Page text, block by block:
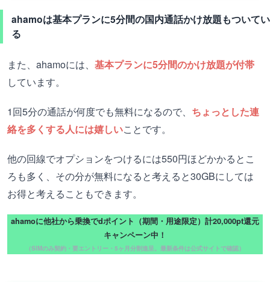
ahamoは基本プランに5分間の国内通話かけ放題もついてい
る
また、ahamoには、 基本プランに5分間のかけ放題が付帯
しています。
1回5分の通話が何度でも無料になるので、 ちょっとした連
絡を多くする人には嬉しいことです。
他の回線でオプションをつけるには550円ほどかかるとこ
ろも多く、その分が無料になると考えると30GBにしては
お得と考えることもできます。
ahamoに他社から乗換でdポイント（期間・用途限定）計20,000pt還元
キャンペーン中！
（SIMのみ契約・要エントリー・5ヶ月分割進呈。最新条件は公式サイトで確認）